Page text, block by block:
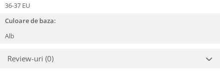
36-37 EU
Culoare de baza:
Alb
Review-uri (0)